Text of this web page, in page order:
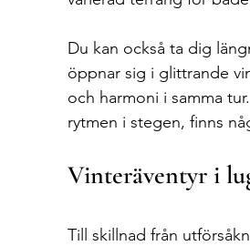
Du kan också ta dig
öppnar sig i glittrande
och harmoni i samma
rytmen i stegen, finns
Vinteräventyr i
Till skillnad från